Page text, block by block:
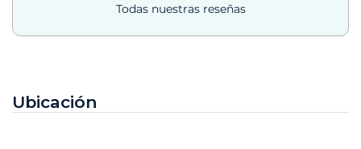
Todas nuestras reseñas
Ubicación